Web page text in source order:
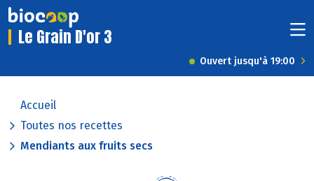
Le Grain D'or 3
Ouvert jusqu'à 19:00
Accueil
Toutes nos recettes
Mendiants aux fruits secs